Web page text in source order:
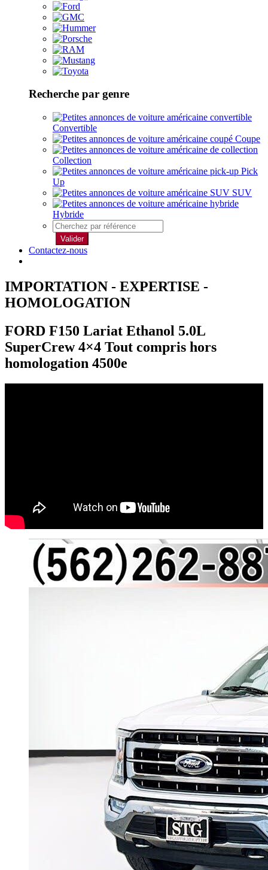
Recherche par genre
Convertible
Coupe
Collection
Pick
Up
SUV
Hybride
Valider
Contactez-nous
IMPORTATION - EXPERTISE -
HOMOLOGATION
FORD F150 Lariat Ethanol 5.0L
SuperCrew 4×4 Tout compris hors
homologation 4500e